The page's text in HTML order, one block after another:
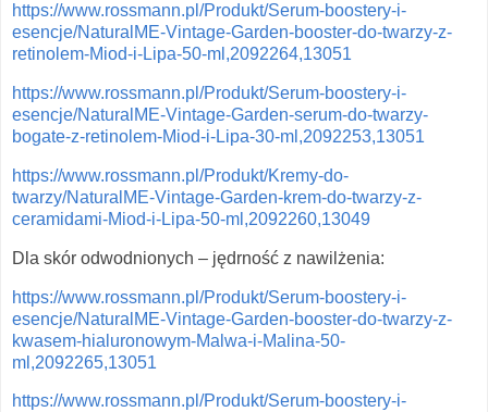
https://www.rossmann.pl/Produkt/Serum-boostery-i-
esencje/NaturalME-Vintage-Garden-booster-do-twarzy-z-
retinolem-Miod-i-Lipa-50-ml,2092264,13051
https://www.rossmann.pl/Produkt/Serum-boostery-i-
esencje/NaturalME-Vintage-Garden-serum-do-twarzy-
bogate-z-retinolem-Miod-i-Lipa-30-ml,2092253,13051
https://www.rossmann.pl/Produkt/Kremy-do-
twarzy/NaturalME-Vintage-Garden-krem-do-twarzy-z-
ceramidami-Miod-i-Lipa-50-ml,2092260,13049
Dla skór odwodnionych – jędrność z nawilżenia:
https://www.rossmann.pl/Produkt/Serum-boostery-i-
esencje/NaturalME-Vintage-Garden-booster-do-twarzy-z-
kwasem-hialuronowym-Malwa-i-Malina-50-
ml,2092265,13051
https://www.rossmann.pl/Produkt/Serum-boostery-i-